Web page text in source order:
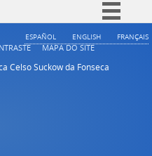
Simplifique!
ESPAÑOL ENGLISH FRANÇAIS
MAPA DO SITE
Celso Suckow da Fonseca